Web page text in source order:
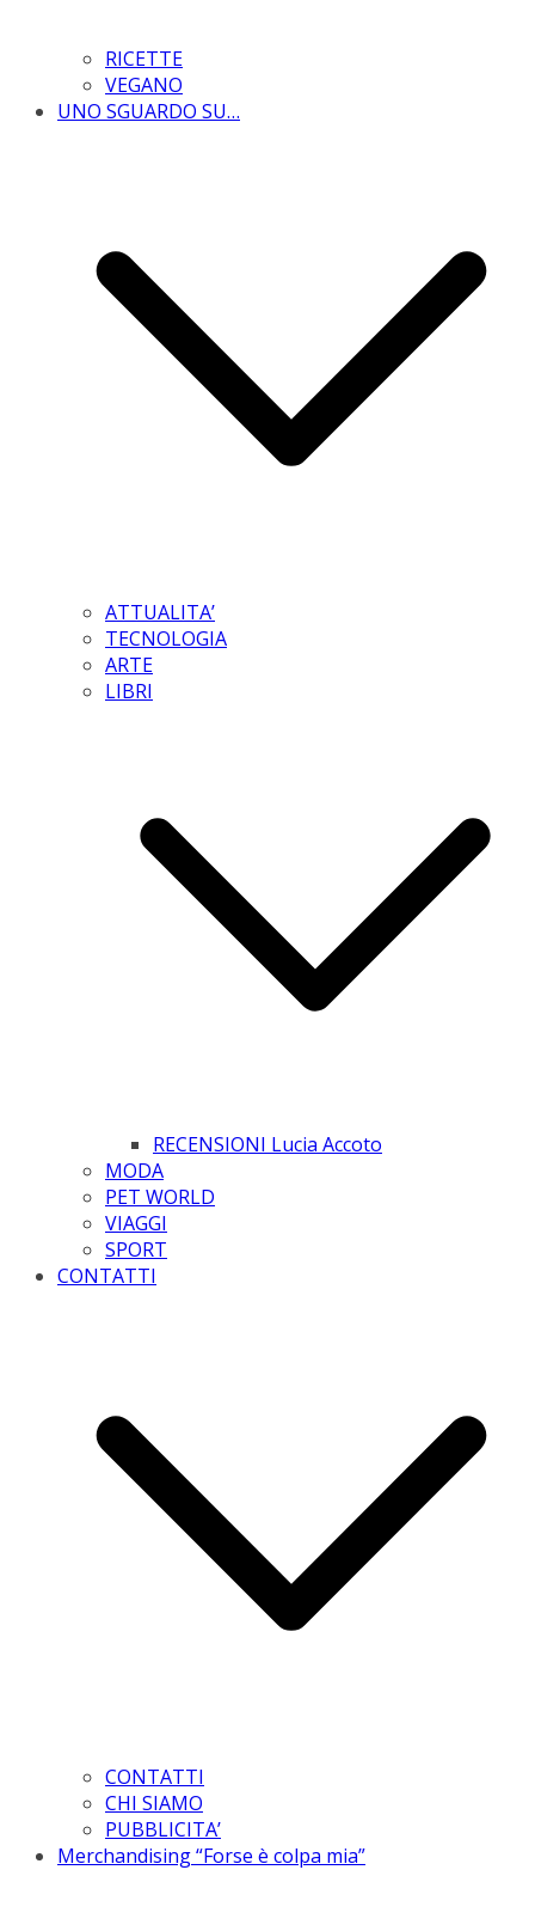
RICETTE
VEGANO
UNO SGUARDO SU…
ATTUALITA’
TECNOLOGIA
ARTE
LIBRI
RECENSIONI Lucia Accoto
MODA
PET WORLD
VIAGGI
SPORT
CONTATTI
CONTATTI
CHI SIAMO
PUBBLICITA’
Merchandising “Forse è colpa mia”